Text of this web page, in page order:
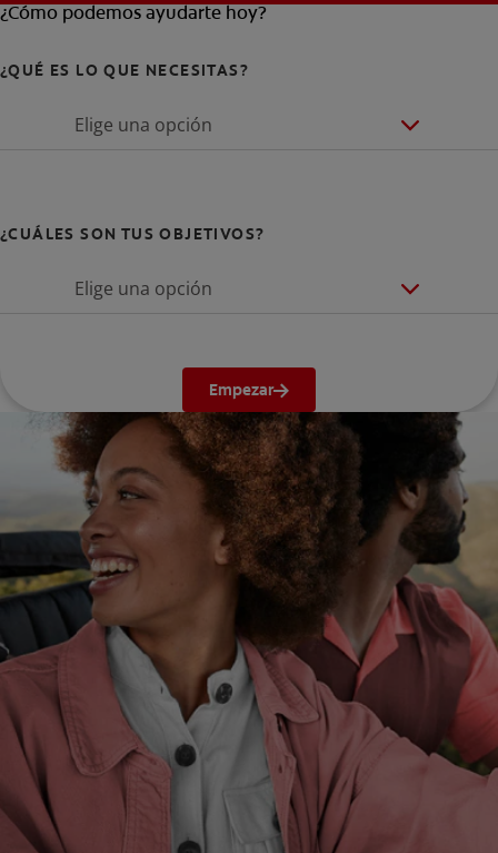
¿Cómo podemos ayudarte hoy?
¿QUÉ ES LO QUE NECESITAS?
Elige una opción
¿CUÁLES SON TUS OBJETIVOS?
Elige una opción
Empezar